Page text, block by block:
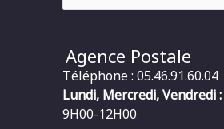
Agence Postale
Téléphone : 05.46.91.60.04
Lundi, Mercredi, Vendredi :
9H00-12H00